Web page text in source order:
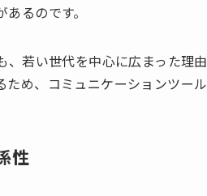
るのです。
、若い世代を中心に広まった理
め、コミュニケーションツー
性